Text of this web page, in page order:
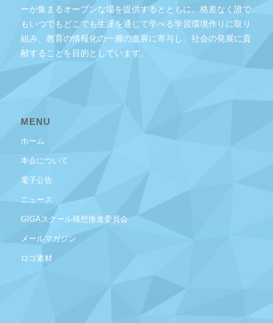
ーが集まるオープンな場を提供するとともに、格差なく誰で
もいつでもどこでも生涯を通じて学べる学習環境作りに取り
組み、教育の情報化の一層の進展に寄与し、社会の発展に貢
献することを目的としています。
MENU
ホーム
本会について
電子公告
ニュース
GIGAスクール構想推進委員会
メールマガジン
ロゴ素材